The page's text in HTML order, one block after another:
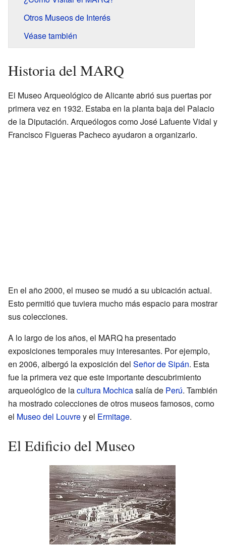
Otros Museos de Interés
Véase también
Historia del MARQ
El Museo Arqueológico de Alicante abrió sus puertas por
primera vez en 1932. Estaba en la planta baja del Palacio
de la Diputación. Arqueólogos como José Lafuente Vidal y
Francisco Figueras Pacheco ayudaron a organizarlo.
En el año 2000, el museo se mudó a su ubicación actual.
Esto permitió que tuviera mucho más espacio para mostrar
sus colecciones.
A lo largo de los años, el MARQ ha presentado
exposiciones temporales muy interesantes. Por ejemplo,
en 2006, albergó la exposición del Señor de Sipán. Esta
fue la primera vez que este importante descubrimiento
arqueológico de lacultura Mochicasalía de Perú. También
ha mostrado colecciones de otros museos famosos, como
el Museo del Louvrey el Ermitage.
El Edificio del Museo